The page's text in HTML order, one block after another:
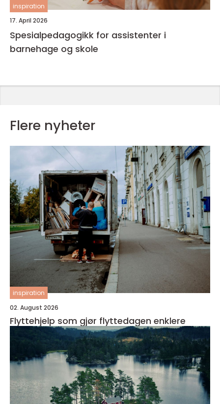
inspiration
17. April 2026
Spesialpedagogikk for assistenter i
barnehage og skole
Flere nyheter
inspiration
02. August 2026
Flyttehjelp som gjør flyttedagen enklere